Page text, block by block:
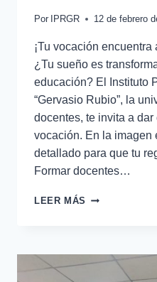
Por IPRGR 12 de febrero
¡Tu vocación
¿Tu sueño es
educación? El Instituto
“Gervasio Rubio”, la
docentes, te invita a
vocación. En la imagen
detallado para que tu
Formar docentes…
LEER MÁS